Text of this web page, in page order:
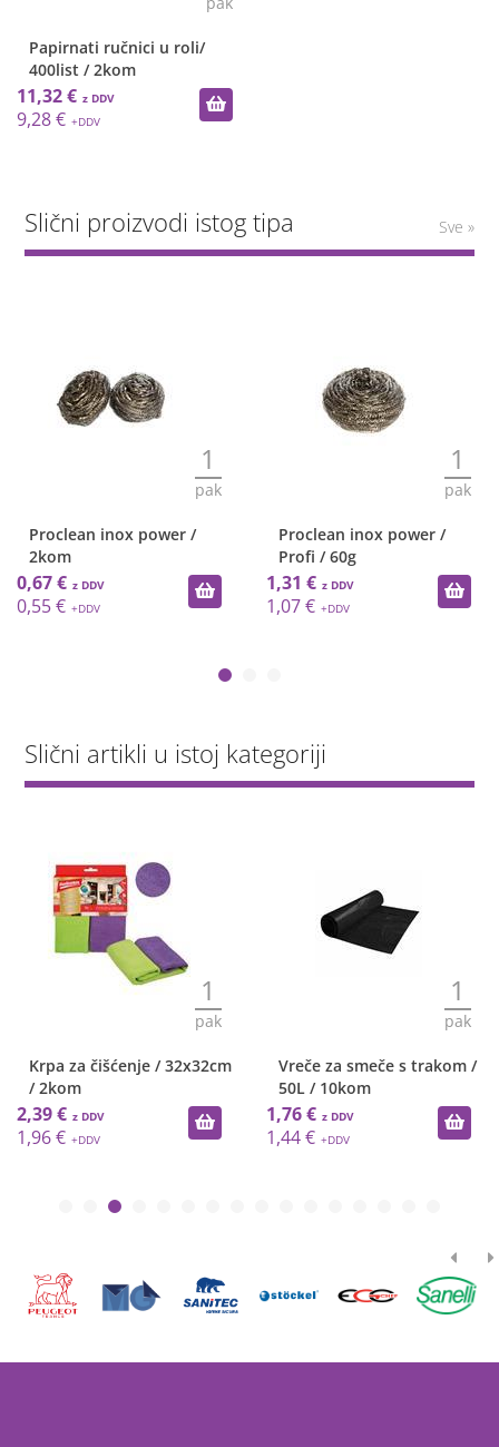
Papirnati ručnici u roli/
400list / 2kom
11,32 €
9,28 €
Slični proizvodi istog tipa Sve »
1
pak
Proclean inox power /
2kom
0,67 €
0,55 €
1
pak
Proclean inox power /
Profi / 60g
1,31 €
1,07 €
Slični artikli u istoj kategoriji
1
pak
Krpa za čišćenje / 32x32cm
/ 2kom
2,39 €
1,96 €
1
pak
Vreče za smeče s trakom /
50L / 10kom
1,76 €
1,44 €